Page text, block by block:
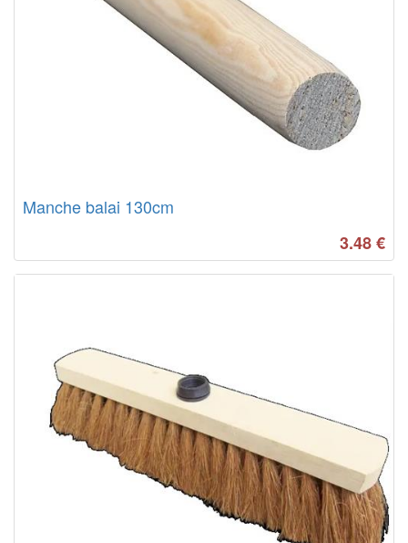
Manche balai 130cm
3.48€